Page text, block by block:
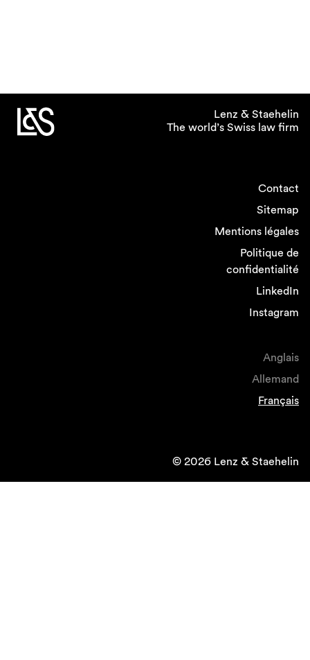
Lenz & Staehelin
The world’s Swiss law firm
Contact
Sitemap
Mentions légales
Politique de
confidentialité
LinkedIn
Instagram
Anglais
Allemand
Français
© 2026 Lenz & Staehelin